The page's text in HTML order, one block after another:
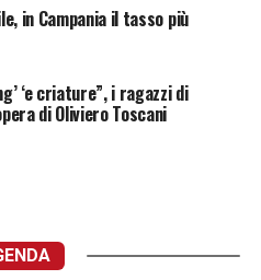
in Campania il tasso più
‘e criature”, i ragazzi di
di Oliviero Toscani